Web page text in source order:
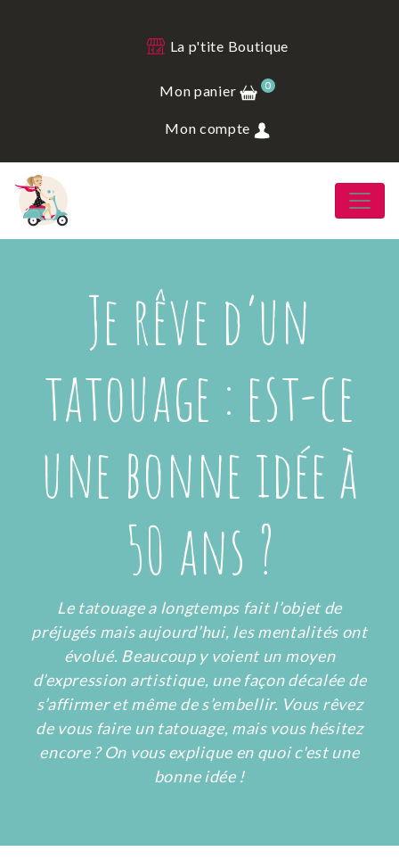
La p'tite Boutique
Mon panier 0
Mon compte
Je rêve d’un
tatouage : est-ce
une bonne idée à
50 ans ?
Le tatouage a longtemps fait l’objet de
préjugés mais aujourd’hui, les mentalités ont
évolué. Beaucoup y voient un moyen
d’expression artistique, une façon décalée de
s’affirmer et même de s’embellir. Vous rêvez
de vous faire un tatouage, mais vous hésitez
encore ? On vous explique en quoi c'est une
bonne idée !